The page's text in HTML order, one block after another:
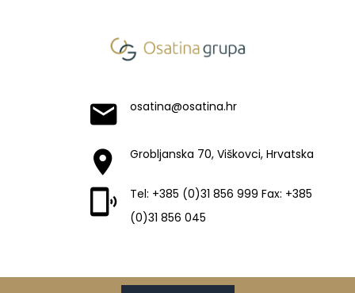
osatina@osatina.hr
Grobljanska 70, Viškovci, Hrvatska
Tel: +385 (0)31 856 999 Fax: +385
(0)31 856 045